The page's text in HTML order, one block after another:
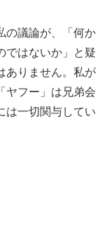
の議論が、「何か
ではないか」と疑
ありません。私が
ヤフー」は兄弟会
は一切関与してい